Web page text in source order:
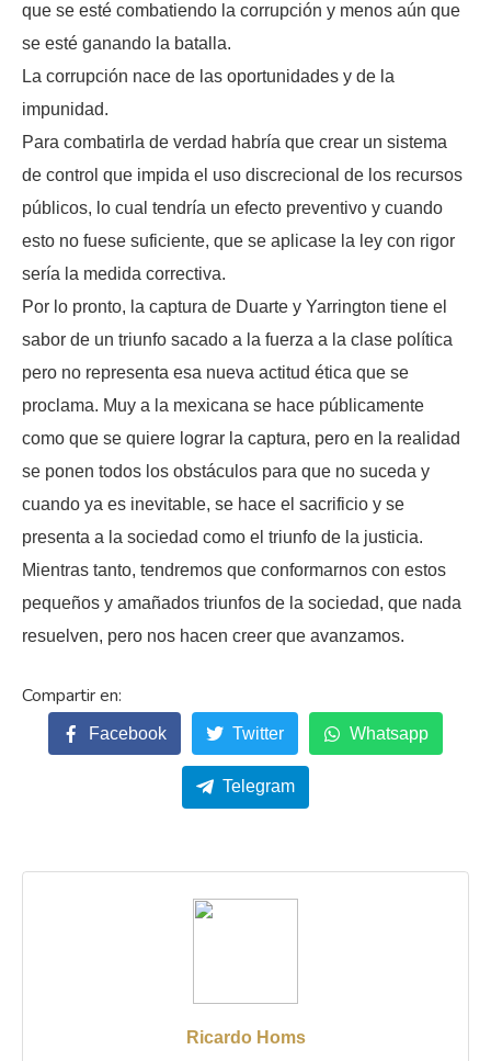
que se esté combatiendo la corrupción y menos aún que
se esté ganando la batalla.
La corrupción nace de las oportunidades y de la
impunidad.
Para combatirla de verdad habría que crear un sistema
de control que impida el uso discrecional de los recursos
públicos, lo cual tendría un efecto preventivo y cuando
esto no fuese suficiente, que se aplicase la ley con rigor
sería la medida correctiva.
Por lo pronto, la captura de Duarte y Yarrington tiene el
sabor de un triunfo sacado a la fuerza a la clase política
pero no representa esa nueva actitud ética que se
proclama. Muy a la mexicana se hace públicamente
como que se quiere lograr la captura, pero en la realidad
se ponen todos los obstáculos para que no suceda y
cuando ya es inevitable, se hace el sacrificio y se
presenta a la sociedad como el triunfo de la justicia.
Mientras tanto, tendremos que conformarnos con estos
pequeños y amañados triunfos de la sociedad, que nada
resuelven, pero nos hacen creer que avanzamos.
Facebook Twitter Whatsapp
Telegram
Ricardo Homs